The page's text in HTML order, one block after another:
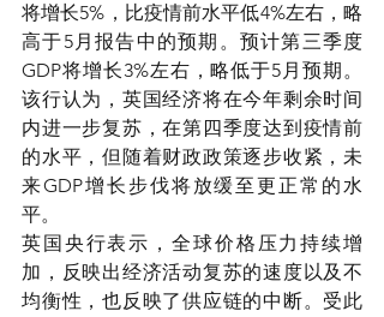
将增长5%，比疫情前水平低4%左右，略
高于5月报告中的预期。预计第三季度
GDP将增长3%左右，略低于5月预期。
该行认为，英国经济将在今年剩余时间
内进一步复苏，在第四季度达到疫情前
的水平，但随着财政政策逐步收紧，未
来GDP增长步伐将放缓至更正常的水
平。
英国央行表示，全球价格压力持续增
加，反映出经济活动复苏的速度以及不
均衡性，也反映了供应链的中断。受此